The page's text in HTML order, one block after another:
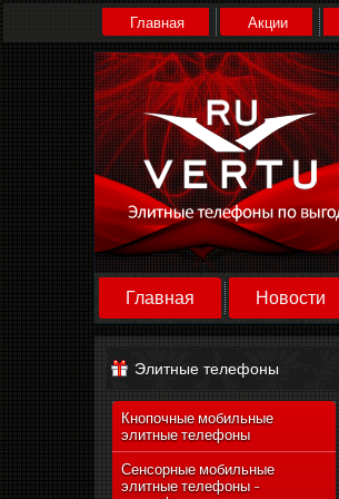
Главная Акции
Главная Новости
Элитные телефоны
Кнопочные мобильные
элитные телефоны
Сенсорные мобильные
элитные телефоны -